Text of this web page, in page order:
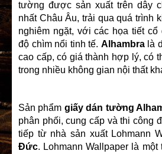
tường được sản xuất trên dây
nhất Châu Âu, trải qua quá trình
nghiêm ngặt, với các họa tiết cổ
độ chìm nổi tinh tế. Alhambralà
cao cấp, có giá thành hợp lý, có
trong nhiều không gian nội thất
Sản phẩm giấy dán tường
phân phối, cung cấp và thi công
tiếp từ nhà sản xuất Lohmann
Đức. Lohmann Wallpaper là